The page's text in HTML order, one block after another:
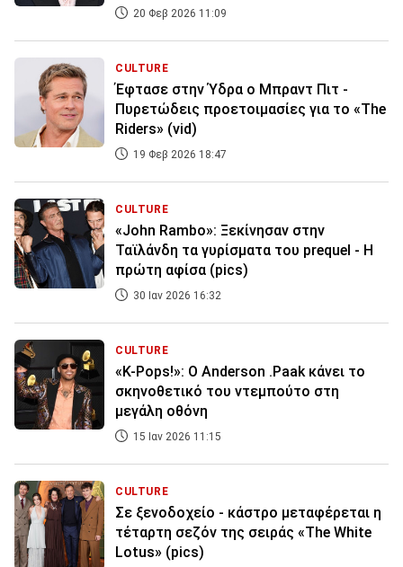
20 Φεβ 2026 11:09
CULTURE
Έφτασε στην Ύδρα ο Μπραντ Πιτ -
Πυρετώδεις προετοιμασίες για το «The
Riders» (vid)
19 Φεβ 2026 18:47
CULTURE
«John Rambo»: Ξεκίνησαν στην
Ταϊλάνδη τα γυρίσματα του prequel - Η
πρώτη αφίσα (pics)
30 Ιαν 2026 16:32
CULTURE
«K-Pops!»: Ο Anderson .Paak κάνει το
σκηνοθετικό του ντεμπούτο στη
μεγάλη οθόνη
15 Ιαν 2026 11:15
CULTURE
Σε ξενοδοχείο - κάστρο μεταφέρεται η
τέταρτη σεζόν της σειράς «The White
Lotus» (pics)